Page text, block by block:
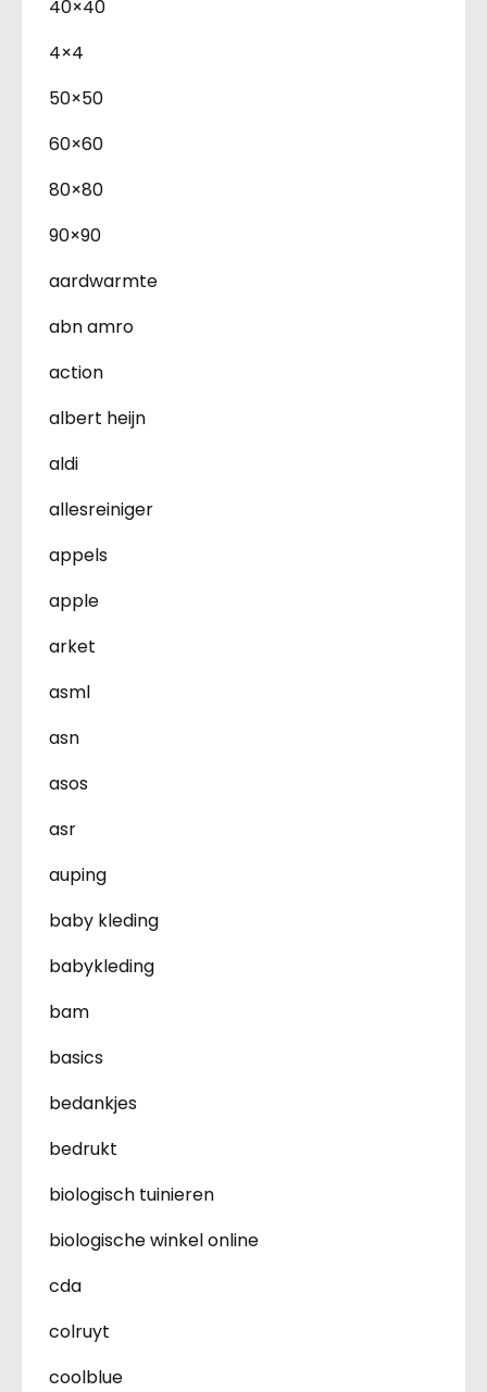
40×40
4×4
50×50
60×60
80×80
90×90
aardwarmte
abn amro
action
albert heijn
aldi
allesreiniger
appels
apple
arket
asml
asn
asos
asr
auping
baby kleding
babykleding
bam
basics
bedankjes
bedrukt
biologisch tuinieren
biologische winkel online
cda
colruyt
coolblue